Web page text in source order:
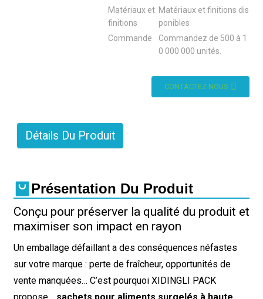
Matériaux et
finitions
Matériaux et finitions dis
ponibles
Commande
Commandez de 500 à 1
0 000 000 unités.
CONTACTEZ-NOUS
Détails Du Produit
Présentation Du Produit
Conçu pour préserver la qualité du produit et
maximiser son impact en rayon
Un emballage défaillant a des conséquences néfastes
sur votre marque : perte de fraîcheur, opportunités de
vente manquées… C’est pourquoi XIDINGLI PACK